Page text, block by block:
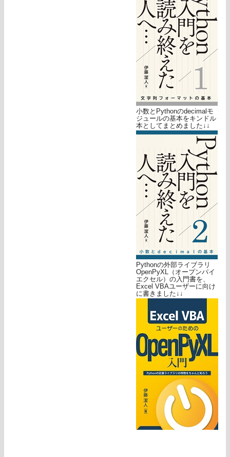
小数とPythonのdecimalモ
ジュールの基本をキンドル
本としてまとめました↓↓
Pythonの外部ライブラリ
OpenPyXL（オープンパイ
エクセル）の入門書を、
Excel VBAユーザーに向け
に書きました↓↓